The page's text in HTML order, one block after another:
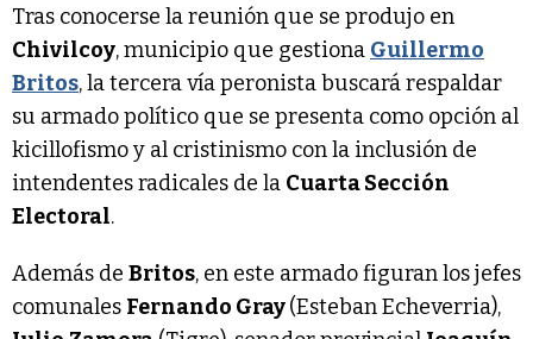
Tras conocerse la reunión que se produjo en
Chivilcoy, municipio que gestiona Guillermo
Britos, la tercera vía peronista buscará respaldar
su armado político que se presenta como opción al
kicillofismo y al cristinismo con la inclusión de
intendentes radicales de la Cuarta Sección
Electoral.
Además de Britos, en este armado figuran los jefes
comunales Fernando Gray(Esteban Echeverria),